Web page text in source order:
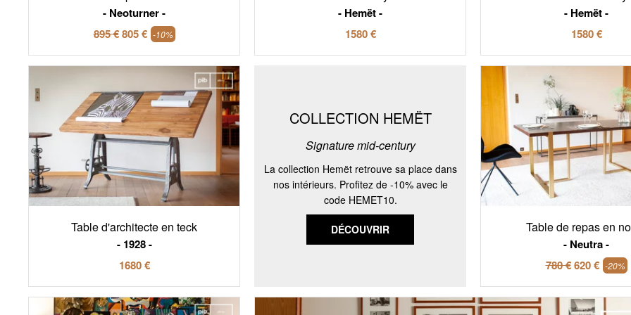
Neoturner
895 €805 € -10%
Hemët
1580 €
Hemët
1580 €
Table d'architecte en teck
1928
1680 €
COLLECTION HEMËT
Signature mid-century
La collection Hemët retrouve sa place dans
nos intérieurs. Profitez de -10% avec le
code HEMET10.
DÉCOUVRIR Table de repas en
Neutra
780 €620 € -20%